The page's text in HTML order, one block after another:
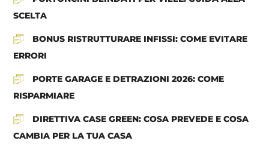
SCELTA
BONUS RISTRUTTURARE INFISSI: COME EVITARE
ERRORI
PORTE GARAGE E DETRAZIONI 2026: COME
RISPARMIARE
DIRETTIVA CASE GREEN: COSA PREVEDE E COSA
CAMBIA PER LA TUA CASA